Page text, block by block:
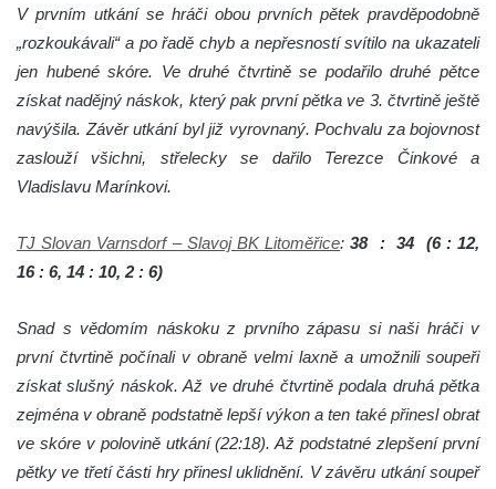
V prvním utkání se hráči obou prvních pětek pravděpodobně
„rozkoukávali“ a po řadě chyb a nepřesností svítilo na ukazateli
jen hubené skóre. Ve druhé čtvrtině se podařilo druhé pětce
získat nadějný náskok, který pak první pětka ve 3. čtvrtině ještě
navýšila. Závěr utkání byl již vyrovnaný. Pochvalu za bojovnost
zaslouží všichni, střelecky se dařilo Terezce Činkové a
Vladislavu Marínkovi.
TJ Slovan Varnsdorf – Slavoj BK Litoměřice:38 : 34 (6 : 12,
16 : 6, 14 : 10, 2 : 6)
Snad s vědomím náskoku z prvního zápasu si naši hráči v
první čtvrtině počínali v obraně velmi laxně a umožnili soupeři
získat slušný náskok. Až ve druhé čtvrtině podala druhá pětka
zejména v obraně podstatně lepší výkon a ten také přinesl obrat
ve skóre v polovině utkání (22:18). Až podstatné zlepšení první
pětky ve třetí části hry přinesl uklidnění. V závěru utkání soupeř